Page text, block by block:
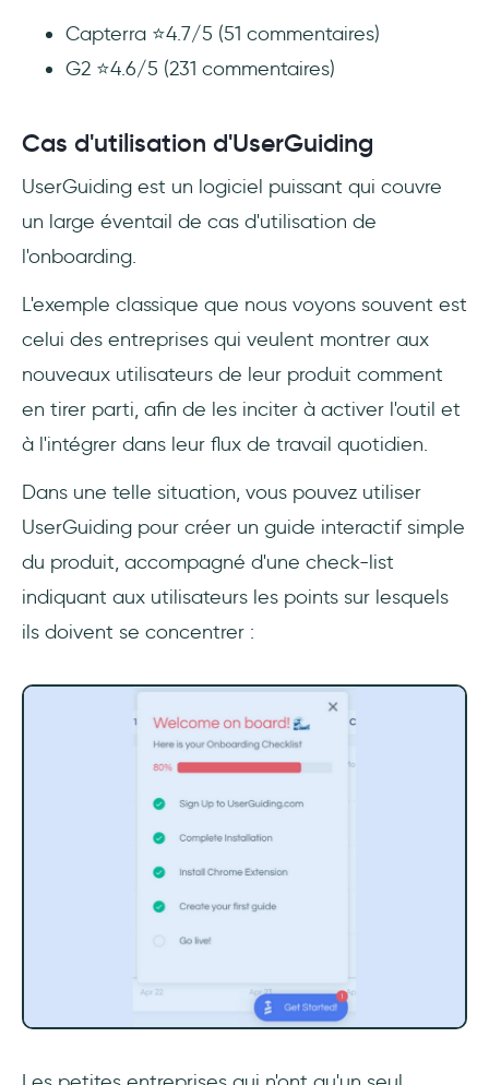
Capterra ⭐4.7/5 (51 commentaires)
G2 ⭐4.6/5 (231 commentaires)
Cas d'utilisation d'UserGuiding
UserGuiding est un logiciel puissant qui couvre
un large éventail de cas d'utilisation de
l'onboarding.
L'exemple classique que nous voyons souvent est
celui des entreprises qui veulent montrer aux
nouveaux utilisateurs de leur produit comment
en tirer parti, afin de les inciter à activer l'outil et
à l'intégrer dans leur flux de travail quotidien.
Dans une telle situation, vous pouvez utiliser
UserGuiding pour créer un guide interactif simple
du produit, accompagné d'une check-list
indiquant aux utilisateurs les points sur lesquels
ils doivent se concentrer :